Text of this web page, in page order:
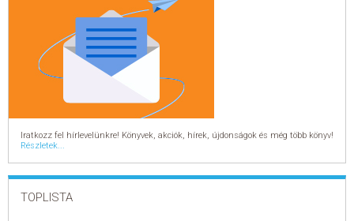
Iratkozz fel hírlevelünkre! Könyvek, akciók, hírek, újdonságok és még több könyv!
Részletek...
TOPLISTA